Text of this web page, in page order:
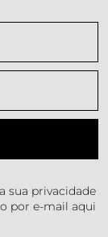
sua privacidade
por e-mail aqui